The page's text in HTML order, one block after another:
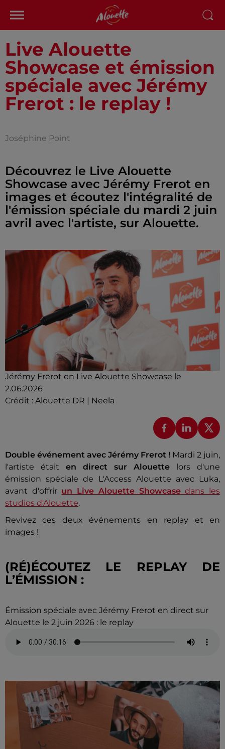
Live Alouette
Showcase et émission
spéciale avec Jérémy
Frerot : le replay !
Joséphine Point
Découvrez le Live Alouette
Showcase avec Jérémy Frerot en
images et écoutez l'intégralité de
l'émission spéciale du mardi 2 juin
avril avec l'artiste, sur Alouette.
Jérémy Frerot en Live Alouette Showcase le
2.06.2026
Crédit : Alouette DR | Neela
Double événement avec Jérémy Frerot ! Mardi 2 juin,
l'artiste était en direct sur Alouette
lors d'une
émission spéciale de L'Access Alouette avec Luka,
avant d'offrir un Live Alouette Showcasedans les
studios d'Alouette.
Revivez ces deux événements en replay et en
images !
(RÉ)ÉCOUTEZ LE REPLAY DE
L’ÉMISSION :
Émission spéciale avec Jérémy Frerot en direct sur
Alouette le 2 juin 2026 : le replay